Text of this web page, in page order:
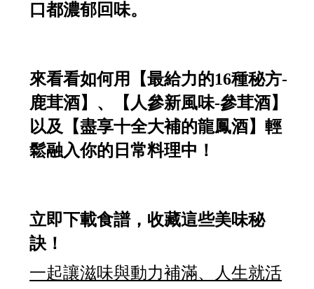
口都濃郁回味。
來看看如何用【最給力的16種秘方-
鹿茸酒】、【人參新風味-參茸酒】
以及【盡享十全大補的龍鳳酒】輕
鬆融入你的日常料理中！
立即下載食譜，收藏這些美味秘
訣！
一起讓滋味與動力補滿、人生就活